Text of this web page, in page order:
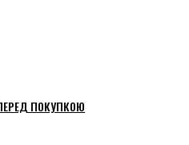
ПОКУПКОЮ